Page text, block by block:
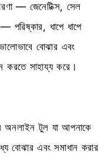
— জেনেটিক্স, সেল
পরিষ্কার, ধাপে ধাপে
বোঝার এবং
করতে সাহায্য করে।
অনলাইন টুল যা আপনাকে
বোঝার এবং সমাধান করার